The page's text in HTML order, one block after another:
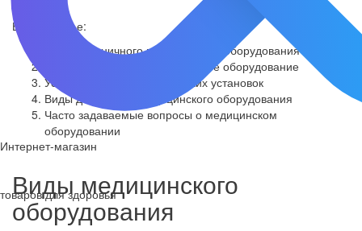
Интернет-магазин
товаров для здоровья
В этой статье:
Виды больничного медицинского оборудования
Реабилитационное медицинское оборудование
Устройство стоматологических установок
Виды домашнего медицинского оборудования
Часто задаваемые вопросы о медицинском
оборудовании
Виды медицинского
оборудования